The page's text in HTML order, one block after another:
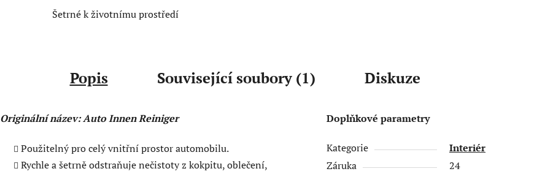
Šetrné k životnímu prostředí
Popis Související soubory (1) Diskuze
Originální název: Auto Innen Reiniger
Použitelný pro celý vnitřní prostor automobilu.
Rychle a šetrně odstraňuje nečistoty z kokpitu, oblečení,
Doplňkové parametry
Kategorie
Interiér
Záruka
24